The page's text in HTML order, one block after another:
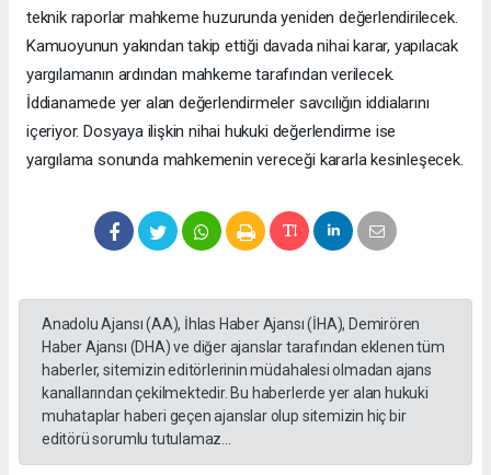
teknik raporlar mahkeme huzurunda yeniden değerlendirilecek.
Kamuoyunun yakından takip ettiği davada nihai karar, yapılacak
yargılamanın ardından mahkeme tarafından verilecek.
İddianamede yer alan değerlendirmeler savcılığın iddialarını
içeriyor. Dosyaya ilişkin nihai hukuki değerlendirme ise
yargılama sonunda mahkemenin vereceği kararla kesinleşecek.
Anadolu Ajansı (AA), İhlas Haber Ajansı (İHA), Demirören
Haber Ajansı (DHA) ve diğer ajanslar tarafından eklenen tüm
haberler, sitemizin editörlerinin müdahalesi olmadan ajans
kanallarından çekilmektedir. Bu haberlerde yer alan hukuki
muhataplar haberi geçen ajanslar olup sitemizin hiç bir
editörü sorumlu tutulamaz...